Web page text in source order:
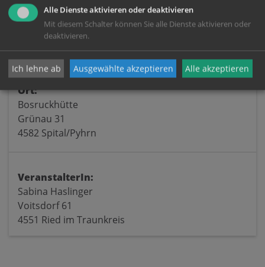
19. Juni 2026,
ENDE 21. Juni 2026,16:00 Uhr
Ort:
Bosruckhütte
Grünau 31
4582 Spital/Pyhrn
VeranstalterIn:
Sabina Haslinger
Voitsdorf 61
4551 Ried im Traunkreis
Alle Dienste aktivieren oder deaktivieren
Mit diesem Schalter können Sie alle Dienste aktivieren oder
deaktivieren.
Ich lehne ab Ausgewählte akzeptieren Alle akzeptieren